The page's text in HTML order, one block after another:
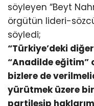
söyleyen “Beyt
örgütün lideri-
söyledi;
“Türkiye’deki
“Anadilde eğitim”
bizlere de
yürütmek üzere
partileşip